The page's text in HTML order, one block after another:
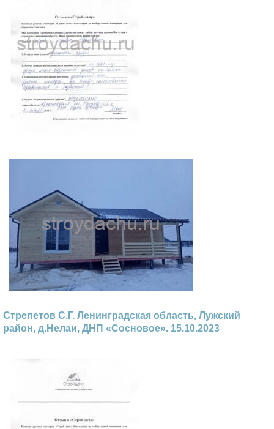
Стрепетов С.Г. Ленинградская область, Лужский
район, д.Нелаи, ДНП «Сосновое». 15.10.2023